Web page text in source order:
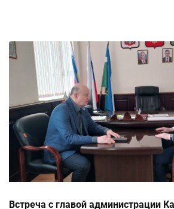
Встреча с главой администрации